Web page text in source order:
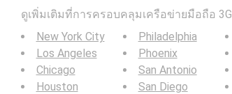
ดูเพิ่มเติมที่การครอบคลุมเครือข่ายมือถือ
New York City
Los Angeles
Chicago
Houston
Philadelphia
Phoenix
San Antonio
San Diego